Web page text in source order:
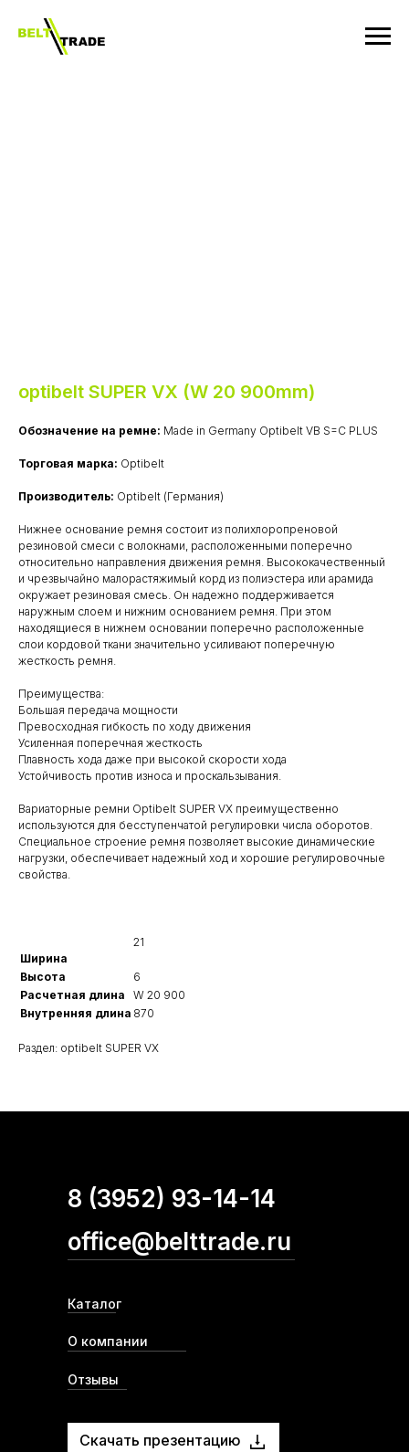
optibelt SUPER VX (W 20 900mm)
Обозначение на ремне: Made in Germany Optibelt VB S=C PLUS
Торговая марка: Optibelt
Производитель: Optibelt (Германия)
Нижнее основание ремня состоит из полихлоропреновой
резиновой смеси с волокнами, расположенными поперечно
относительно направления движения ремня. Высококачественный
и чрезвычайно малорастяжимый корд из полиэстерa или арамида
окружает резиновая смесь. Он надежно поддерживается
наружным слоем и нижним основанием ремня. При этом
находящиеся в нижнем основании поперечно расположенные
слои кордовой ткани значительно усиливают поперечную
жесткость ремня.
Преимущества:
Большая передача мощности
Превосходная гибкость по ходу движения
Усиленная поперечная жесткость
Плавность хода даже при высокой скорости хода
Устойчивость против износа и проскальзывания.
Вариаторные ремни Optibelt SUPER VX преимущественно
используются для бесступенчатой регулировки числа оборотов.
Специальное строение ремня позволяет высокие динамические
нагрузки, обеспечивает надежный ход и хорошие регулировочные
свойства.
Ширина
21
Высота
6
Расчетная длина
W 20 900
Внутренняя длина 870
Раздел: optibelt SUPER VX
8 (3952) 93-14-14
office@belttrade.ru
Каталог
О компании
Отзывы
Скачать презентацию